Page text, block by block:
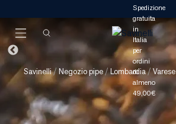
Savinelli/ Negozio pipe/Lombardia/Varese